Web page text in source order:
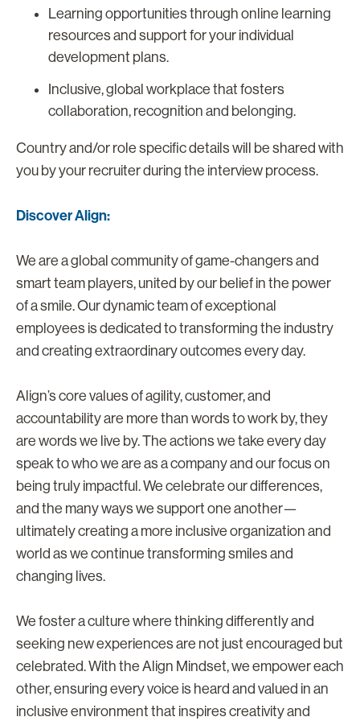
Learning opportunities through online learning
resources and support for your individual
development plans.
Inclusive, global workplace that fosters
collaboration, recognition and belonging.
Country and/or role specific details will be shared with
you by your recruiter during the interview process.
Discover Align:
We are a global community of game-changers and
smart team players, united by our belief in the power
of a smile. Our dynamic team of exceptional
employees is dedicated to transforming the industry
and creating extraordinary outcomes every day.
Align’s core values of agility, customer, and
accountability are more than words to work by, they
are words we live by. The actions we take every day
speak to who we are as a company and our focus on
being truly impactful. We celebrate our differences,
and the many ways we support one another—
ultimately creating a more inclusive organization and
world as we continue transforming smiles and
changing lives.
We foster a culture where thinking differently and
seeking new experiences are not just encouraged but
celebrated. With the Align Mindset, we empower each
other, ensuring every voice is heard and valued in an
inclusive environment that inspires creativity and